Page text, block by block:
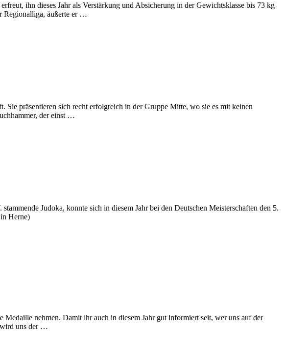
ihn dieses Jahr als Verstärkung und Absicherung in der Gewichtsklasse bis 73 kg
Regionalliga, äußerte er …
präsentieren sich recht erfolgreich in der Gruppe Mitte, wo sie es mit keinen
der einst …
Judoka, konnte sich in diesem Jahr bei den Deutschen Meisterschaften den 5.
Herne)
nehmen. Damit ihr auch in diesem Jahr gut informiert seit, wer uns auf der
wird uns der …